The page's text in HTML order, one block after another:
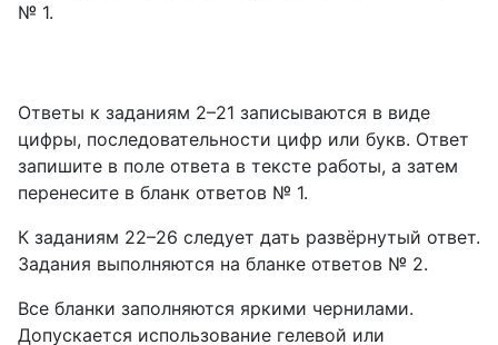
№ 1.
Ответы к заданиям 2–21 записываются в виде
цифры, последовательности цифр или букв. Ответ
запишите в поле ответа в тексте работы, а затем
перенесите в бланк ответов № 1.
К заданиям 22–26 следует дать развёрнутый ответ.
Задания выполняются на бланке ответов № 2.
Все бланки заполняются яркими чернилами.
Допускается использование гелевой или